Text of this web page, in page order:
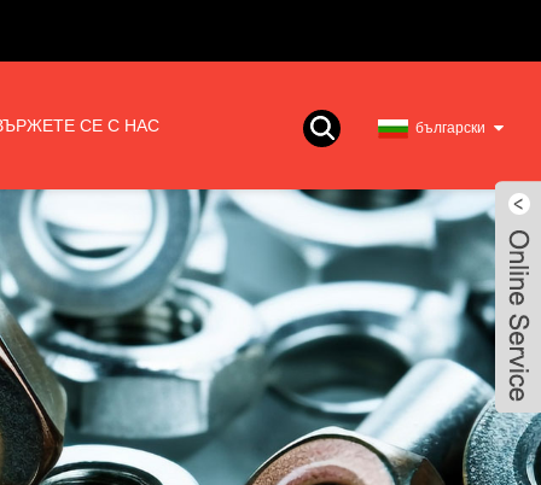
български
СЕ С НАС